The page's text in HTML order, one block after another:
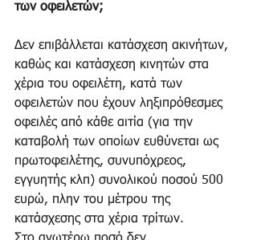
των οφειλετών;
Δεν επιβάλλεται κατάσχεση ακινήτων,
καθώς και κατάσχεση κινητών στα
χέρια του οφειλέτη, κατά των
οφειλετών που έχουν ληξιπρόθεσμες
οφειλές από κάθε αιτία (για την
καταβολή των οποίων ευθύνεται ως
πρωτοφειλέτης, συνυπόχρεος,
εγγυητής κλπ) συνολικού ποσού 500
ευρώ, πλην του μέτρου της
κατάσχεσης στα χέρια τρίτων.